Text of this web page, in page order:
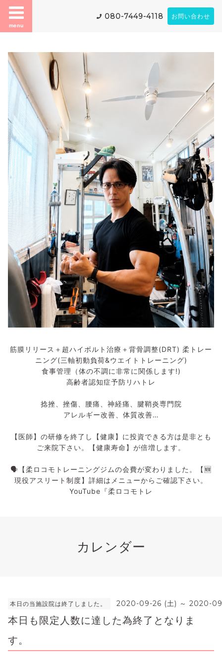
menu
080-7449-4118 お問い合わせ
筋膜リリース＋超ハイボルト治療＋背骨調整(DRT) 柔トレー
ニング(三軸初動負荷&ウエイトトレーニング)
食事管理（体の不調に非常に関係します!)
高齢者認知症予防リハトレ
捻挫、挫傷、腰痛、神経痛、腱鞘炎専門院
アレルギー改善、体質改善…
【医師】の研修を終了し【健康】に投資できる方は是非とも
ご来院下さい。【健康寿命】が倍増します。
🗣️【柔ロコモトレーニングジムの会費が変わりました。【🆕
現役アスリート制度】詳細はメニューからご確認下さい。
YouTube『柔ロコモトレ
カレンダー
本日の当施設院は終了しました。 2020-09-26 (土) ～ 2020-
本日も限定人数に達した為終了となりま
す。